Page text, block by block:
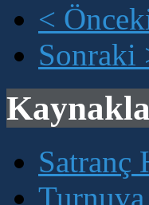
<
Sonraki
Satranç